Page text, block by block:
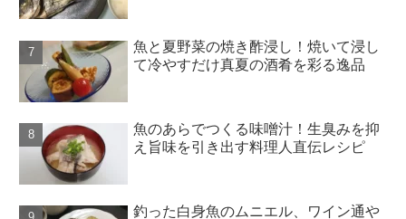
魚と夏野菜の焼き酢浸し！焼いて浸し
て冷やすだけ真夏の酒肴を彩る逸品
魚のあらでつくる味噌汁！生臭みを抑
え旨味を引き出す料理人直伝レシピ
釣った白身魚のムニエル、ワイン通や